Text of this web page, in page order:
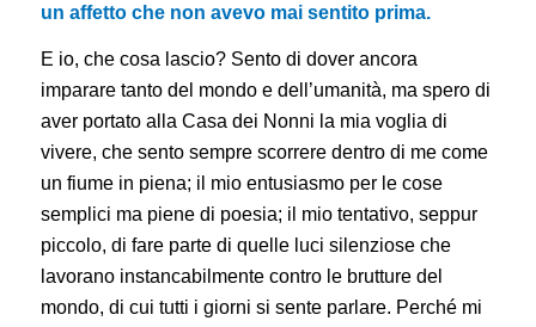
un affetto che non avevo mai sentito prima.
E io, che cosa lascio? Sento di dover ancora
imparare tanto del mondo e dell’umanità, ma spero di
aver portato alla Casa dei Nonni la mia voglia di
vivere, che sento sempre scorrere dentro di me come
un fiume in piena; il mio entusiasmo per le cose
semplici ma piene di poesia; il mio tentativo, seppur
piccolo, di fare parte di quelle luci silenziose che
lavorano instancabilmente contro le brutture del
mondo, di cui tutti i giorni si sente parlare. Perché mi